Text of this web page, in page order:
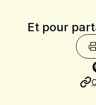
Et pour